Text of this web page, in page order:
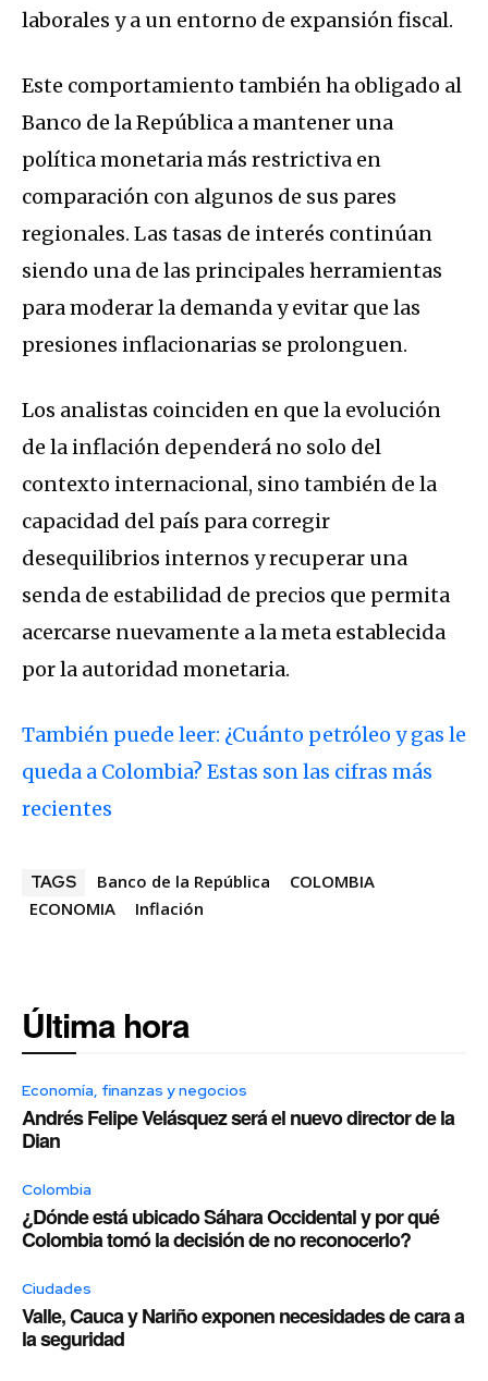
laborales y a un entorno de expansión fiscal.
Este comportamiento también ha obligado al
Banco de la República a mantener una
política monetaria más restrictiva en
comparación con algunos de sus pares
regionales. Las tasas de interés continúan
siendo una de las principales herramientas
para moderar la demanda y evitar que las
presiones inflacionarias se prolonguen.
Los analistas coinciden en que la evolución
de la inflación dependerá no solo del
contexto internacional, sino también de la
capacidad del país para corregir
desequilibrios internos y recuperar una
senda de estabilidad de precios que permita
acercarse nuevamente a la meta establecida
por la autoridad monetaria.
También puede leer: ¿Cuánto petróleo y gas le
queda a Colombia? Estas son las cifras más
recientes
TAGS Banco de la República
COLOMBIA
ECONOMIA
Inflación
Última hora
Economía, finanzas y negocios
Andrés Felipe Velásquez será el nuevo director de la
Dian
Colombia
¿Dónde está ubicado Sáhara Occidental y por qué
Colombia tomó la decisión de no reconocerlo?
Ciudades
Valle, Cauca y Nariño exponen necesidades de cara a
la seguridad